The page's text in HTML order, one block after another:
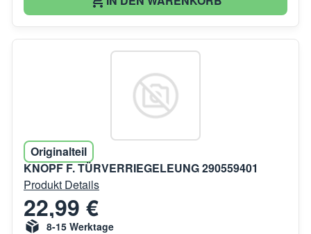
Originalteil
KNOPF F. TÜRVERRIEGELEUNG 290559401
Produkt Details
22,99 €
8-15 Werktage